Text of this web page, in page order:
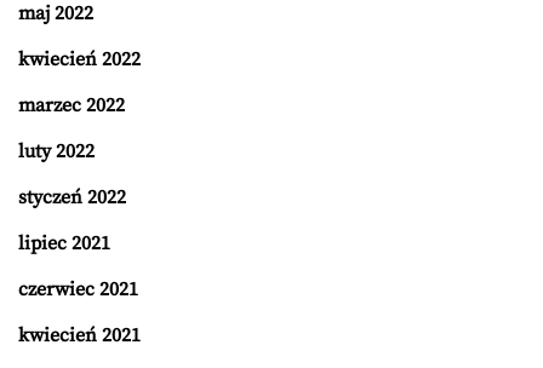
maj 2022
kwiecień 2022
marzec 2022
luty 2022
styczeń 2022
lipiec 2021
czerwiec 2021
kwiecień 2021